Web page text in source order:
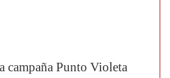
campaña Punto Violeta